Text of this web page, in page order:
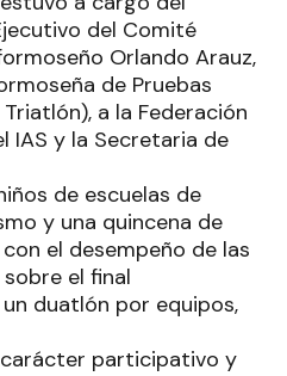
del Comité
Orlando Arauz,
de Pruebas
a la Federación
IAS y la Secretaria de
de escuelas de
y una quincena de
el desempeño de las
el final
duatlón por equipos,
participativo y